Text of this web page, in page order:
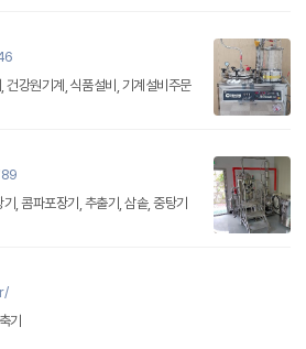
건강원기계, 식품설비, 기계설비주문
, 콤파포장기, 추출기, 삼솥, 중탕기
기